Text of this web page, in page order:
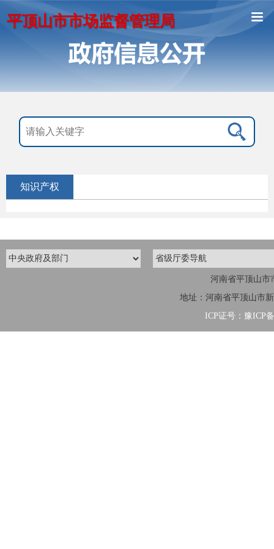
平顶山市市场监督管理局
知识产权
河南省平顶山市
地址：河南省平顶山市
ICP证号：豫ICP